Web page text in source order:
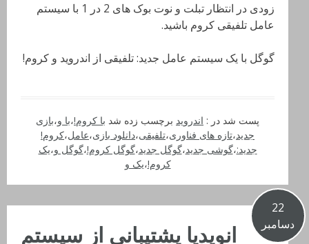
زودی در انتظار تبلت و نوت بوک های 2 در 1 با سیستم
عامل تلفیقی کروم باشید.
گوگل با یک سیستم عامل جدید: تلفیقی از اندروید و کروم!
پست شد در : اندروید برچسب زده شد با کروم!،با و،بازی
جدید،تازه های فناوری،تلفیقی،دانلود بازی،عامل،کروم!
جدید:،گوشی جدید،گوگل جدید،گوگل کروم!،گوگل و،یک
کروم!،یک و
22
دسامبر
انویدیا پشتیبانی از سیستم